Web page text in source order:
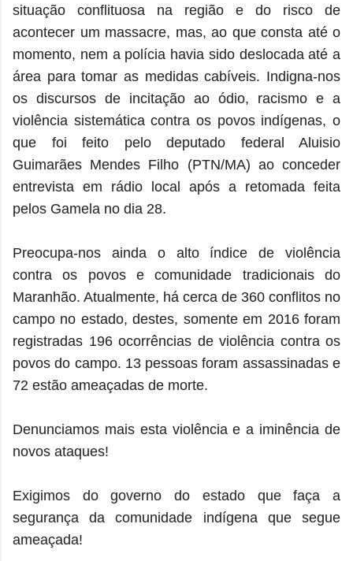
situação conflituosa na região e do risco de
acontecer um massacre, mas, ao que consta até o
momento, nem a polícia havia sido deslocada até a
área para tomar as medidas cabíveis. Indigna-nos
os discursos de incitação ao ódio, racismo e a
violência sistemática contra os povos indígenas, o
que foi feito pelo deputado federal Aluisio
Guimarães Mendes Filho (PTN/MA) ao conceder
entrevista em rádio local após a retomada feita
pelos Gamela no dia 28.
Preocupa-nos ainda o alto índice de violência
contra os povos e comunidade tradicionais do
Maranhão. Atualmente, há cerca de 360 conflitos no
campo no estado, destes, somente em 2016 foram
registradas 196 ocorrências de violência contra os
povos do campo. 13 pessoas foram assassinadas e
72 estão ameaçadas de morte.
Denunciamos mais esta violência e a iminência de
novos ataques!
Exigimos do governo do estado que faça a
segurança da comunidade indígena que segue
ameaçada!